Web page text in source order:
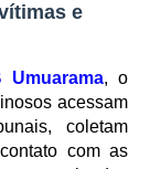
e
Umuarama, o
acessam
coletam
com as